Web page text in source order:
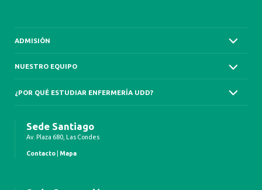
ADMISIÓN
NUESTRO EQUIPO
¿POR QUÉ ESTUDIAR ENFERMERÍA UDD?
Sede Santiago
Av. Plaza 680, Las Condes
Contacto Mapa